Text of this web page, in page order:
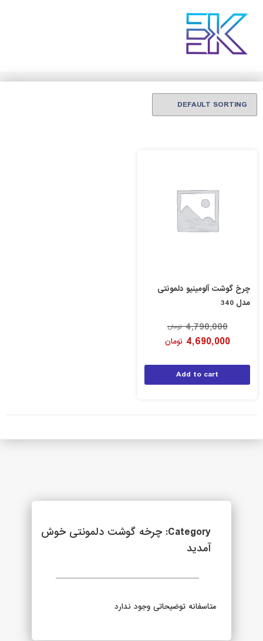
گوشت آلومینیو دلمونتی
4,790,000 تومان
4,690,000 تومان
Add to cart
Category: چرخه گوشت دلمونتی خوش
آمدید
متاسفانه توضیحاتی وجود ندارد